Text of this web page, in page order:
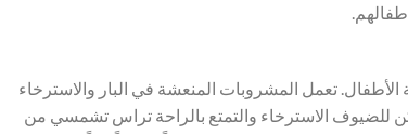
تعمل المشروبات المنعشة في البار والاسترخاء
الاسترخاء والتمتع بالراحة تراس تشمسي من